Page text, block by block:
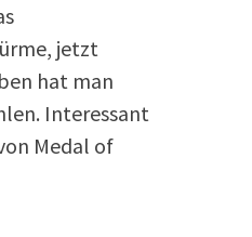
jetzt
hat man
Interessant
Medal of